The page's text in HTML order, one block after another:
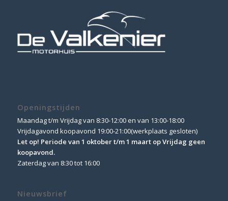
Openingstijden
Maandag t/m Vrijdag van 8:30-12:00 en van 13:00-18:00
Vrijdagavond koopavond 19:00-21:00(werkplaats gesloten)
Let op! Periode van 1 oktober t/m 1 maart op Vrijdag geen
koopavond.
Zaterdag van 8:30 tot 16:00
Nieuwsbrief